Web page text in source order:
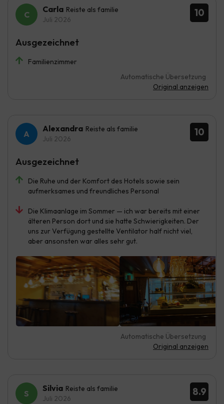
10
Carla Reiste als familie
Juli 2026
Familienzimmer
Automatische Übersetzung
Original anzeigen
Ausgezeichnet
10
Alexandra Reiste als familie
Juli 2026
Die Ruhe und der Komfort des Hotels sowie sein
aufmerksames und freundliches Personal
Die Klimaanlage im Sommer — ich war bereits mit einer
älteren Person dort und sie hatte Schwierigkeiten. Der
uns zur Verfügung gestellte Ventilator half nicht viel,
aber ansonsten war alles sehr gut.
Automatische Übersetzung
Original anzeigen
Ausgezeichnet
8.9
Silvia Reiste als familie
Juli 2026